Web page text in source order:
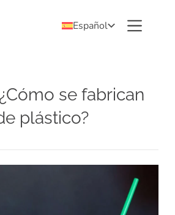
Español
se fabrican
plástico?